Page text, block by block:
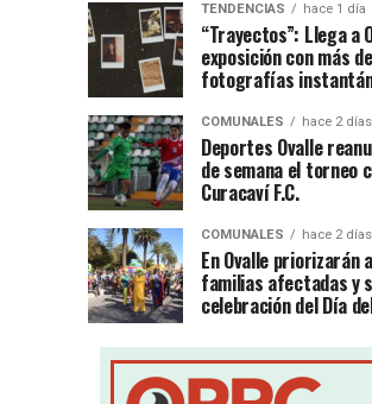
TENDENCIAS hace 1 día
“Trayectos”: Llega a
exposición con más
fotografías
COMUNALES hace 2 días
Deportes Ovalle
de semana el torneo
Curacaví F.C.
COMUNALES hace 2 días
En Ovalle priorizarán
familias afectadas y
celebración del Día